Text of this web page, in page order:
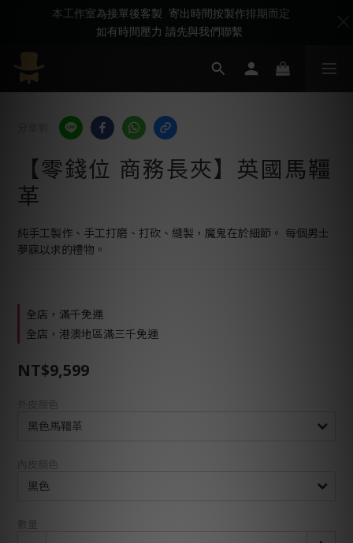
【零錢位 商務長夾】英國馬韁
革
純手工製作、手工打磨、打砍、縫製，魔鬼在於細節。 每個男士
夢寐以求的禮物。
全店，滿千免運
全店，港澳地區滿三千免運
NT$9,599
本工作室為接單後客製 寄出時間按製作排期而定
如有時間壓力 請先與我們聯繫